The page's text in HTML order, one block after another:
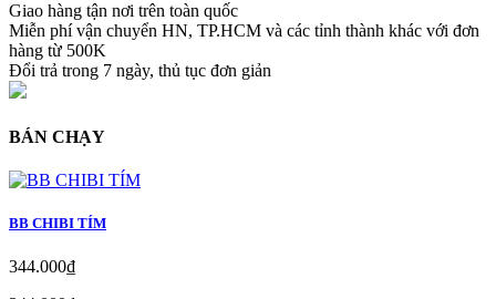
Giao hàng tận nơi trên toàn quốc
Miễn phí vận chuyển HN, TP.HCM và các tỉnh thành khác với đơn
hàng từ 500K
Đổi trả trong 7 ngày, thủ tục đơn giản
BÁN CHẠY
BB CHIBI TÍM
344.000₫